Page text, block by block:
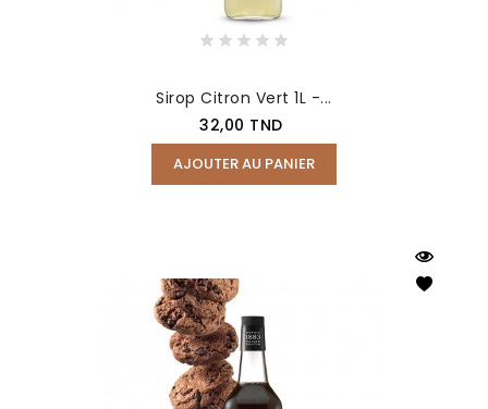
Sirop Citron Vert 1L -...
Prix
32,00 TND
AJOUTER AU PANIER